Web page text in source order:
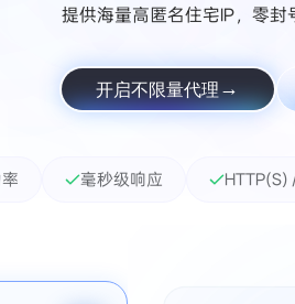
提供海量高匿名住宅IP，零封
开启不限量代理
毫秒级响应 HTTP(S)